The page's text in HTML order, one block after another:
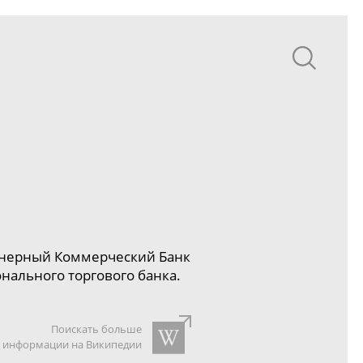
Коммерческий Банк
торгового банка.
Поискать больше
информации на Википедии